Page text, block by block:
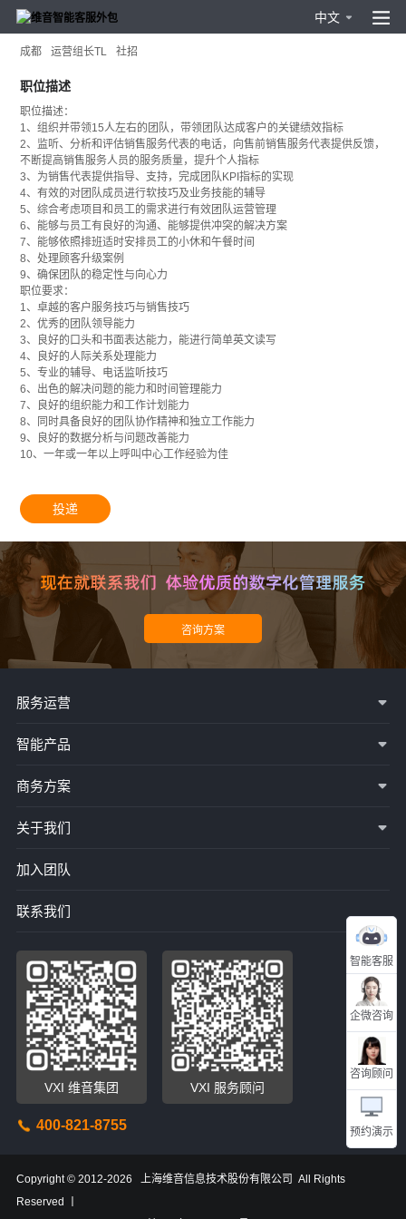
中文
Service TL
成都 运营组长TL 社招
职位描述
职位描述：
1、组织并带领15人左右的团队，带领团队达成客户的关键绩效指标
2、监听、分析和评估销售服务代表的电话，向售前销售服务代表提供反馈，
不断提高销售服务人员的服务质量，提升个人指标
3、为销售代表提供指导、支持，完成团队KPI指标的实现
4、有效的对团队成员进行软技巧及业务技能的辅导
5、综合考虑项目和员工的需求进行有效团队运营管理
6、能够与员工有良好的沟通、能够提供冲突的解决方案
7、能够依照排班适时安排员工的小休和午餐时间
8、处理顾客升级案例
9、确保团队的稳定性与向心力
职位要求：
1、卓越的客户服务技巧与销售技巧
2、优秀的团队领导能力
3、良好的口头和书面表达能力，能进行简单英文读写
4、良好的人际关系处理能力
5、专业的辅导、电话监听技巧
6、出色的解决问题的能力和时间管理能力
7、良好的组织能力和工作计划能力
8、同时具备良好的团队协作精神和独立工作能力
9、良好的数据分析与问题改善能力
10、一年或一年以上呼叫中心工作经验为佳
投递
智能客服
企微咨询
咨询顾问
预约演示
服务运营
智能产品
商务方案
关于我们
加入团队
联系我们
VXI 维音集团 VXI 服务顾问
400-821-8755
Copyright © 2012-2026 上海维音信息技术股份有限公司 All Rights
Reserved 丨